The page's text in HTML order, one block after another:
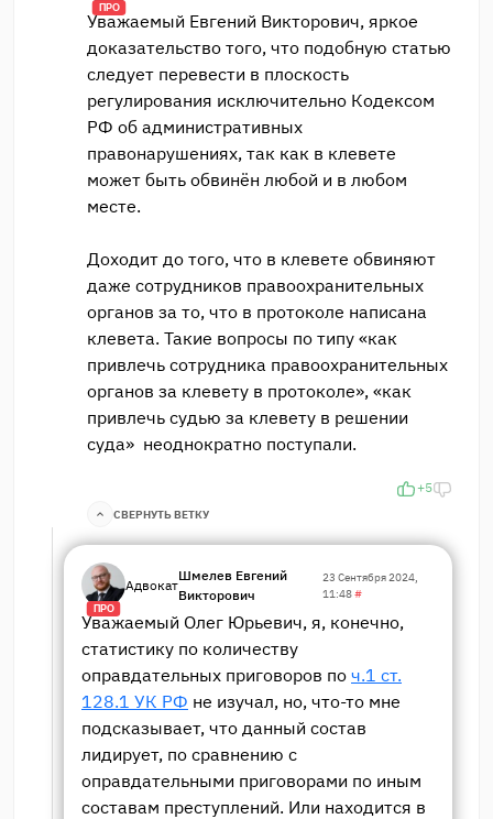
ПРО
Уважаемый Евгений Викторович, яркое
доказательство того, что подобную статью
следует перевести в плоскость
регулирования исключительно Кодексом
РФ об административных
правонарушениях, так как в клевете
может быть обвинён любой и в любом
месте.
Доходит до того, что в клевете обвиняют
даже сотрудников правоохранительных
органов за то, что в протоколе написана
клевета. Такие вопросы по типу «как
привлечь сотрудника правоохранительных
органов за клевету в протоколе», «как
привлечь судью за клевету в решении
суда» неоднократно поступали.
+5
СВЕРНУТЬ ВЕТКУ
ПРО
Адвокат
Шмелев Евгений
Викторович
23 Сентября 2024,
11:48#
Уважаемый Олег Юрьевич, я, конечно,
статистику по количеству
оправдательных приговоров по ч.1 ст.
128.1 УК РФ не изучал, но, что-то мне
подсказывает, что данный состав
лидирует, по сравнению с
оправдательными приговорами по иным
составам преступлений. Или находится в